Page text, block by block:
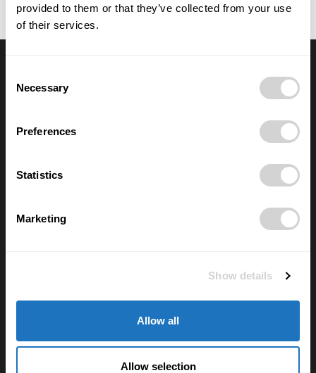
provided to them or that they’ve collected from your use
of their services.
Selection
Necessary
Preferences
Statistics
Marketing
Show details
Allow all
Allow selection
28/07/2026
dětského oblečení, které roste spolu s
Lucie Romanovská buduje v Beskydech